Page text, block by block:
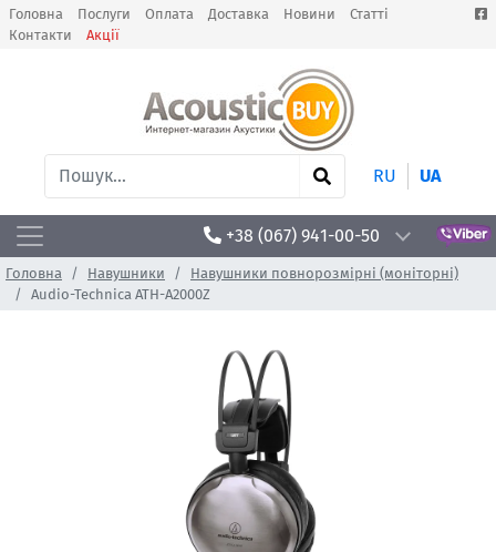
Головна Послуги Оплата Доставка Новини
Статті
Контакти
Акції
RU UA
+38 (067) 941-00-50
Головна Навушники
Навушники повнорозмірні (моніторні)
Audio-Technica ATH-A2000Z